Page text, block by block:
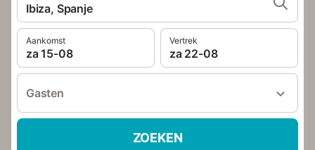
Ibiza, Spanje
Aankomst
za 15-08
Vertrek
za 22-08
Gasten
ZOEKEN